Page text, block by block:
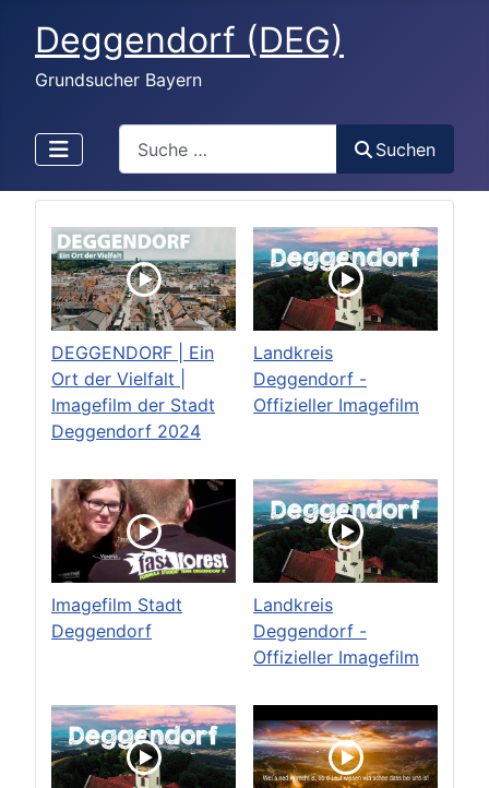
Deggendorf (DEG)
Grundsucher Bayern
Suchen
DEGGENDORF | Ein
Ort der Vielfalt |
Imagefilm der Stadt
Deggendorf 2024
Landkreis
Deggendorf -
Offizieller Imagefilm
Imagefilm Stadt
Deggendorf
Landkreis
Deggendorf -
Offizieller Imagefilm